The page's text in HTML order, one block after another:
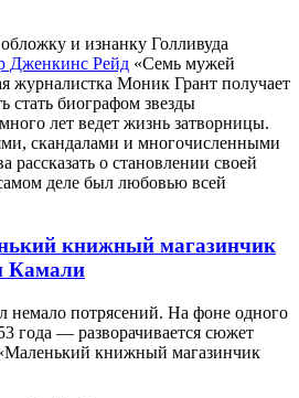
и изнанку Голливуда
Дженкинс Рейд «Семь мужей
журналистка Моник Грант получает
стать биографом звезды
лет ведет жизнь затворницы.
скандалами и многочисленными
рассказать о становлении своей
деле был любовью всей
книжный магазинчик
Камали
потрясений. На фоне одного
года — разворачивается сюжет
книжный магазинчик